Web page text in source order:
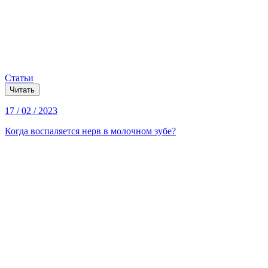
Статьи
Читать
17 / 02 / 2023
Когда воспаляется нерв в молочном зубе?